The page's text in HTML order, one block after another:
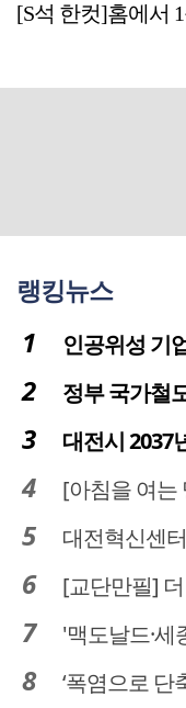
[S석 한컷]홈에서
랭킹뉴스
인공위성 기업 컨
정부 국가철
대전시 2037년 전
[아침을 여는
대전혁신센터,
[교단만필] 더
'맥도날드·세종시립
‘폭염으로 단